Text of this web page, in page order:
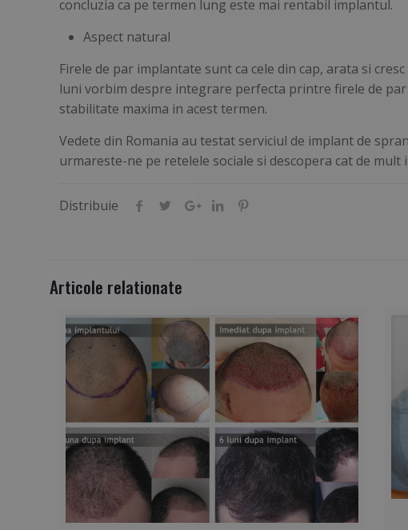
concluzia ca pe termen lung este mai rentabil implantul.
Aspect natural
Firele de par implantate sunt ca cele din cap, arata si
luni vorbim despre integrare perfecta printre firele de
stabilitate maxima in acest termen.
Vedete din Romania au testat serviciul de implant de
urmareste-ne pe retelele sociale si descopera cat de
Distribuie
Articole relationate